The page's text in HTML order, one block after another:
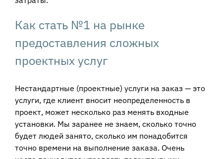
Как стать №1 на рынке
предоставления сложных
проектных услуг
Нестандартные (проектные) услуги на заказ — это
услуги, где клиент вносит неопределенность в
проект, может несколько раз менять входные
установки. Мы заранее не знаем, сколько точно
будет людей занято, сколько им понадобится
точно времени на выполнение заказа. Очень